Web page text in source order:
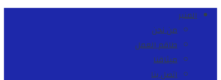
المنبر
من نحن
طاقم العمل
ميثاقنا
اتصل بنا